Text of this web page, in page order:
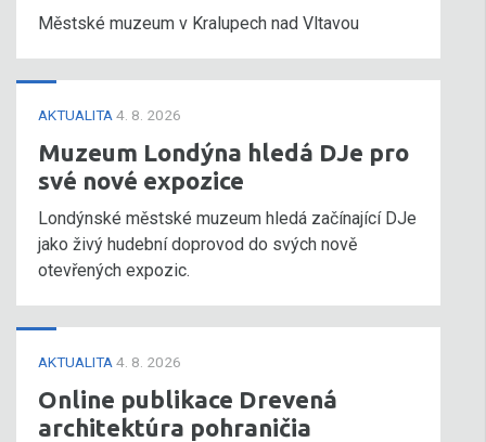
Městské muzeum v Kralupech nad Vltavou
AKTUALITA 4. 8. 2026
Muzeum Londýna hledá DJe pro
své nové expozice
Londýnské městské muzeum hledá začínající DJe
jako živý hudební doprovod do svých nově
otevřených expozic.
AKTUALITA 4. 8. 2026
Online publikace Drevená
architektúra pohraničia